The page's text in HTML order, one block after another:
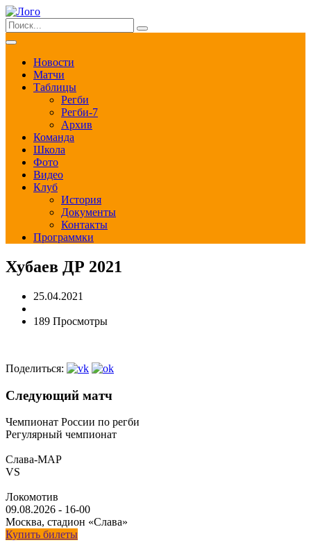
Новости
Матчи
Таблицы
Регби
Регби-7
Архив
Команда
Школа
Фото
Видео
Клуб
История
Документы
Контакты
Программки
Хубаев ДР 2021
25.04.2021
189 Просмотры
Поделиться:
Следующий матч
Чемпионат России по регби
Регулярный чемпионат
Слава-МАР
VS
Локомотив
09.08.2026 - 16-00
Москва, стадион «Слава»
Купить билеты